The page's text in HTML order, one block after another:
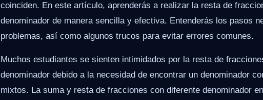
coinciden. En este artículo, aprenderás a realizar la resta de
denominador de manera sencilla y efectiva. Entenderás los pasos
problemas, así como algunos trucos para evitar errores comunes.
Muchos estudiantes se sienten intimidados por la resta de
denominador debido a la necesidad de encontrar un denominador
mixtos. La suma y resta de fracciones con diferente denominador